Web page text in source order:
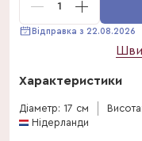
1
Відправка з 22.08.2026
Характеристики
Діаметр: 17 см
Нідерланди